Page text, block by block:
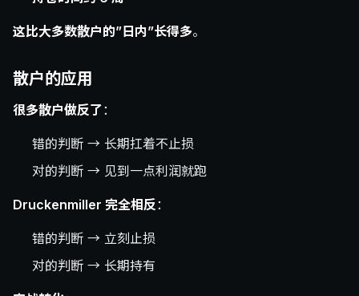
这比大多数散户的”日内”长得多。
散户的应用
很多散户做反了：
错的判断 → 长期扛着不止损
对的判断 → 见到一点利润就跑
Druckenmiller 完全相反：
错的判断 → 立刻止损
对的判断 → 长期持有